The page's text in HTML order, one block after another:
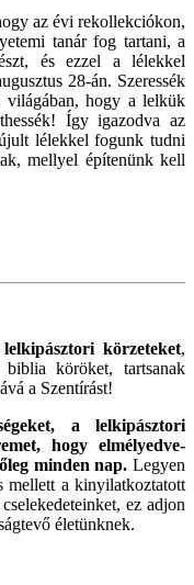
az évi rekollekciókon,
tanár fog tartani, a
és ezzel a lélekkel
28-án. Szeressék
világában, hogy a lelkük
Így igazodva az
lélekkel fogunk tudni
mellyel építenünk kell
körzeteket,
köröket, tartsanak
a Szentírást!
a lelkipásztori
hogy elmélyedve-
minden nap. Legyen
mellett a kinyilatkoztatott
ez adjon
életünknek.